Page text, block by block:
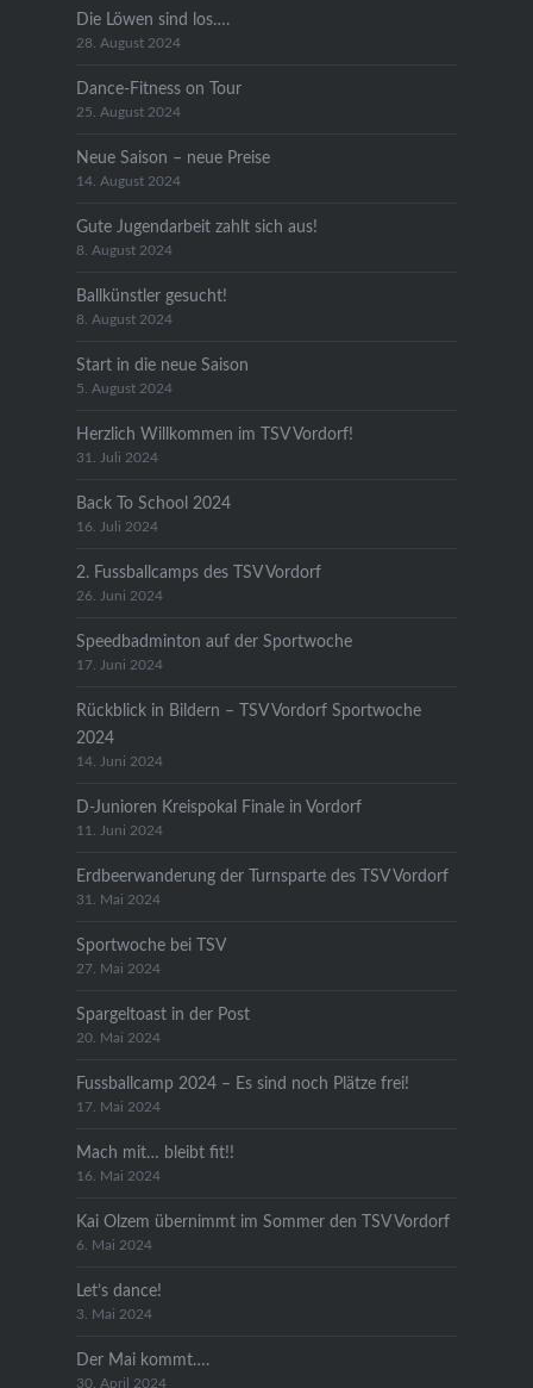
Die Löwen sind los….
28. August 2024
Dance-Fitness on Tour
25. August 2024
Neue Saison – neue Preise
14. August 2024
Gute Jugendarbeit zahlt sich aus!
8. August 2024
Ballkünstler gesucht!
8. August 2024
Start in die neue Saison
5. August 2024
Herzlich Willkommen im TSV Vordorf!
31. Juli 2024
Back To School 2024
16. Juli 2024
2. Fussballcamps des TSV Vordorf
26. Juni 2024
Speedbadminton auf der Sportwoche
17. Juni 2024
Rückblick in Bildern – TSV Vordorf Sportwoche
2024
14. Juni 2024
D-Junioren Kreispokal Finale in Vordorf
11. Juni 2024
Erdbeerwanderung der Turnsparte des TSV Vordorf
31. Mai 2024
Sportwoche bei TSV
27. Mai 2024
Spargeltoast in der Post
20. Mai 2024
Fussballcamp 2024 – Es sind noch Plätze frei!
17. Mai 2024
Mach mit… bleibt fit!!
16. Mai 2024
Kai Olzem übernimmt im Sommer den TSV Vordorf
6. Mai 2024
Let’s dance!
3. Mai 2024
Der Mai kommt….
30. April 2024